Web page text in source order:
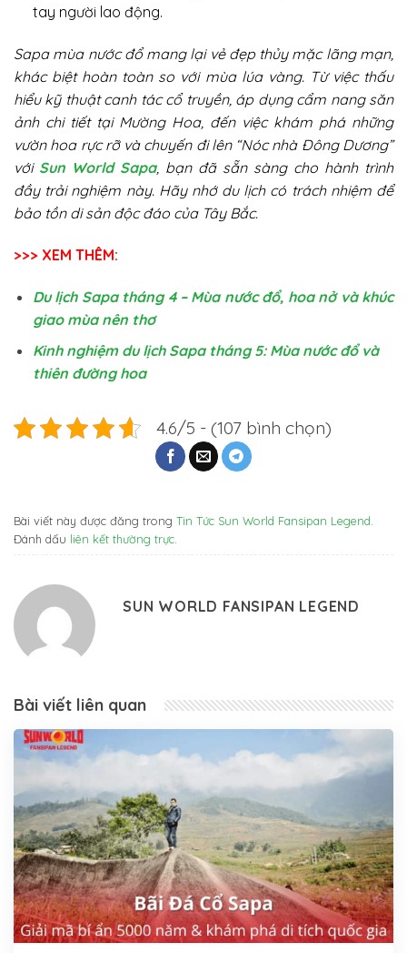
tay người lao động.
Sapa mùa nước đổ mang lại vẻ đẹp thủy mặc lãng mạn,
khác biệt hoàn toàn so với mùa lúa vàng. Từ việc thấu
hiểu kỹ thuật canh tác cổ truyền, áp dụng cẩm nang săn
ảnh chi tiết tại Mường Hoa, đến việc khám phá những
vườn hoa rực rỡ và chuyến đi lên “Nóc nhà Đông Dương”
với Sun World Sapa, bạn đã sẵn sàng cho hành trình
đầy trải nghiệm này. Hãy nhớ du lịch có trách nhiệm để
bảo tồn di sản độc đáo của Tây Bắc.
>>> XEM THÊM:
Du lịch Sapa tháng 4 – Mùa nước đổ, hoa nở và khúc
giao mùa nên thơ
Kinh nghiệm du lịch Sapa tháng 5: Mùa nước đổ và
thiên đường hoa
4.6/5 - (107 bình chọn)
Bài viết này được đăng trong Tin Tức Sun World Fansipan Legend
Đánh dấu liên kết thường trực
SUN WORLD FANSIPAN LEGEND
Bài viết liên quan